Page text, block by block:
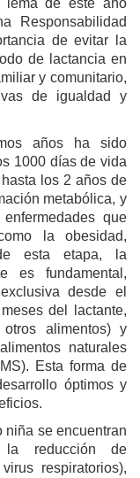
lema de este año
Responsabilidad
de evitar la
de lactancia en
y comunitario,
de igualdad y
años ha sido
1000 días de vida
los 2 años de
metabólica, y
que
la obesidad,
esta etapa, la
es fundamental,
desde el
del lactante,
alimentos) y
naturales
Esta forma de
óptimos y
niña se encuentran
la reducción de
respiratorios),